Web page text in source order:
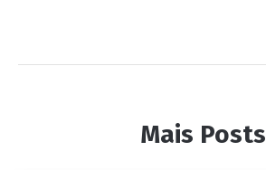
Mais Posts